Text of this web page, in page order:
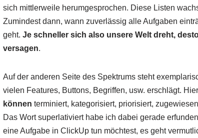
sich mittlerweile herumgesprochen. Diese Listen
Zumindest dann, wann zuverlässig alle Aufgaben
geht. Je schneller sich also unsere Welt dreht,
versagen.
Auf der anderen Seite des Spektrums steht
vielen Features, Buttons, Begriffen, usw. erschlägt.
können terminiert, kategorisiert, priorisiert,
Das Wort superlativiert habe ich dabei gerade
eine Aufgabe in ClickUp tun möchtest, es geht